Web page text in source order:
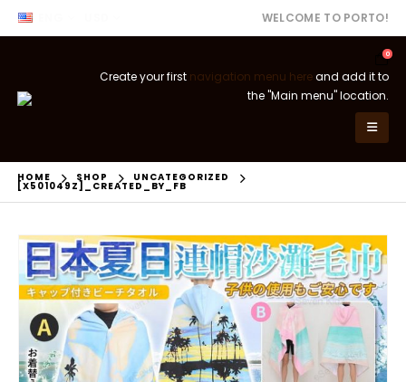
WELCOME TO PORTO!
0
Create your first navigation menu hereand add it to
the "Main menu" location.
HOME SHOP UNCATEGORIZED
[X501049Z]_CREATED_BY_FB